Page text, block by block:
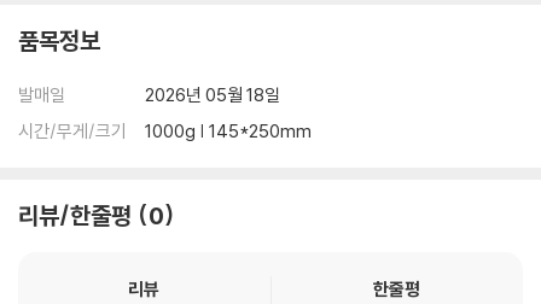
알아봐 주신 것 같아 감사하다"고 고마움을 전한 이들은 전 세계 팬들의 큰
품목정보
발매일
2026년 05월 18일
시간/무게/크기
1000g | 145*250mm
리뷰/한줄평 0
리뷰
한줄평